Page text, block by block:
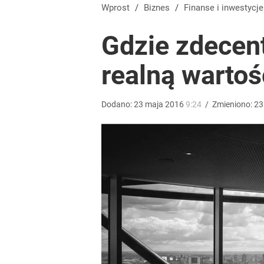
Wrze po roku Nawrockiego. „Największa hańba”
Polacy rzucili się na przywrócone świadczenie.
Przepisanie mieszkania kosztuje więcej, niż
Wprost / Biznes / Finanse i inwestycje
Gdzie
realną
Dodano:23 maja 20169:24 / Zmieniono:23